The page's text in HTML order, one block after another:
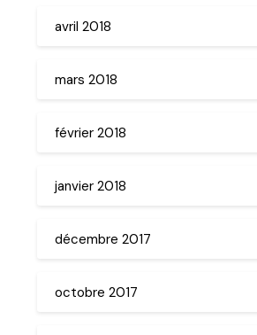
avril 2018
mars 2018
février 2018
janvier 2018
décembre 2017
octobre 2017